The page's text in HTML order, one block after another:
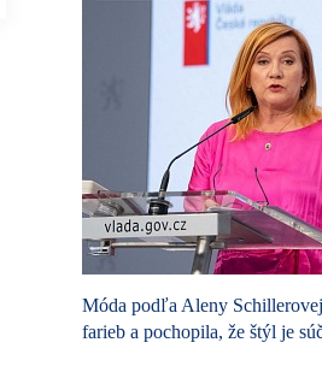
Móda podľa Aleny
farieb a pochopila, že štýl je